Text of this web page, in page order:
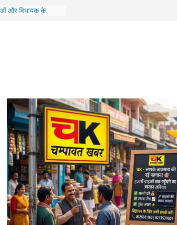
प्रशासनिक फेरबदल,
की बड़ी उपलब्धि,
‘पेद्दी’ के लिए गाया
अली अहमद से मिलने जा
₹7 करोड़ के ऋण
एमडी समेत 6 के